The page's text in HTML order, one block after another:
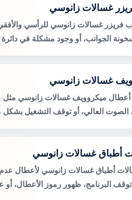
غسالات زانوسي
فريزر غسالات زانوسي للرأسي
الجوانب، أو وجود مشكلة في دائرة
غسالات زانوسي
أعطال ميكروويف غسالات زانوسي مثل
الصوت العالي، أو توقف التشغيل
أطباق غسالات زانوسي
أطباق غسالات زانوسي لأعطال
البرنامج، ظهور رموز الأعطال، أو